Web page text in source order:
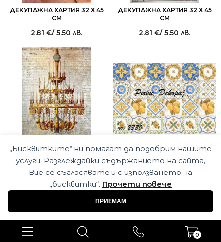
0
ДЕКУПАЖНА ХАРТИЯ 32 Х 45
СМ
2.81 €/ 5.50 лв.
ДЕКУПАЖНА ХАРТИЯ 32 Х 45
СМ
2.81 €/ 5.50 лв.
ДЕКУПАЖНА ХАРТИЯ 32 Х 45
СМ
/ 5.50 лв.
ДЕКУПАЖНА ХАРТИЯ 32 Х 45
СМ
2.55€
„Бисквитките“ ни помагат да подобрим нашите
услуги. Разглеждайки съдържанието на сайта,
Вие се съгласявате и с използването на
„бисквитки“. Прочети повече
ПРИЕМАМ